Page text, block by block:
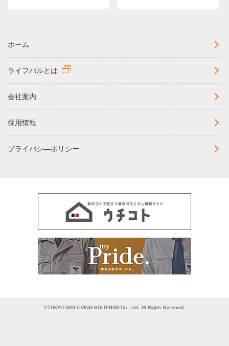
ホーム
ライフバルとは
会社案内
採用情報
プライバシ―ポリシー
©TOKYO GAS LIVING HOLDINGS Co., Ltd. All Rights Reserved.